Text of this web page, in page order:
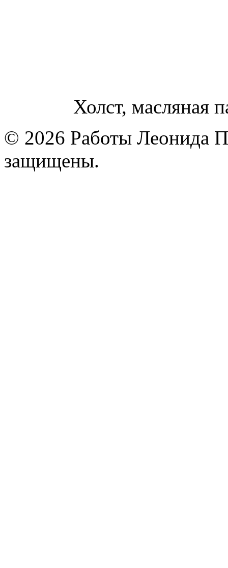
Холст, масляная
© 2026 Работы Леонида
защищены.